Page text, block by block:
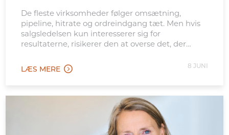
De fleste virksomheder følger omsætning,
pipeline, hitrate og ordreindgang tæt. Men hvis
salgsledelsen kun interesserer sig for
resultaterne, risikerer den at overse det, der
LÆS MERE 8 JUNI